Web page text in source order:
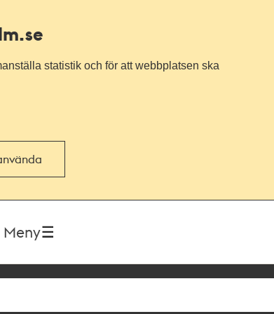
statistik och för att webbplatsen ska
Meny